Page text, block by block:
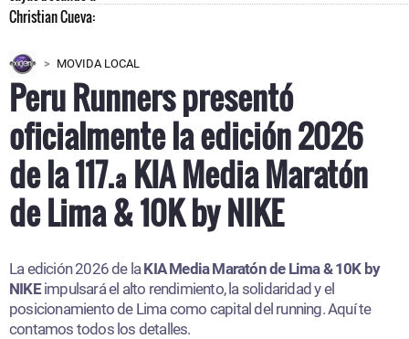
MOVIDA LOCAL
Peru Runners presentó
oficialmente la edición 2026
de la 117.ª KIA Media Maratón
de Lima & 10K by NIKE
La edición 2026 de la KIA Media Maratón de Lima & 10K by
NIKEimpulsará el alto rendimiento, la solidaridad y el
posicionamiento de Lima como capital del running. Aquí te
contamos todos los detalles.